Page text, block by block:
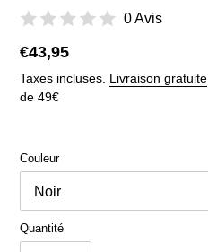
0 Avis
Prix
normal
€43,95
Taxes incluses. Livraison gratuite
de 49€
Couleur
Quantité